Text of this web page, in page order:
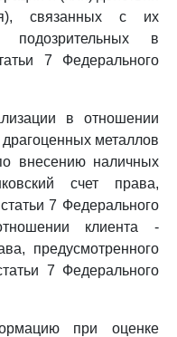
связанных с их
подозрительных в
7 Федерального
в отношении
металлов
внесению наличных
счет права,
7 Федерального
клиента -
предусмотренного
7 Федерального
при оценке